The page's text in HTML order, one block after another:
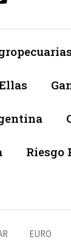
Riesgo
EURO